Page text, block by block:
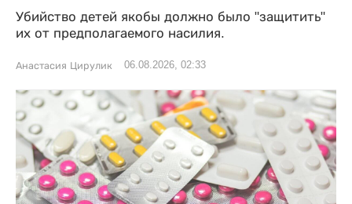
Убийство детей якобы должно было "защитить"
их от предполагаемого насилия.
Анастасия Цирулик 06.08.2026, 02:33